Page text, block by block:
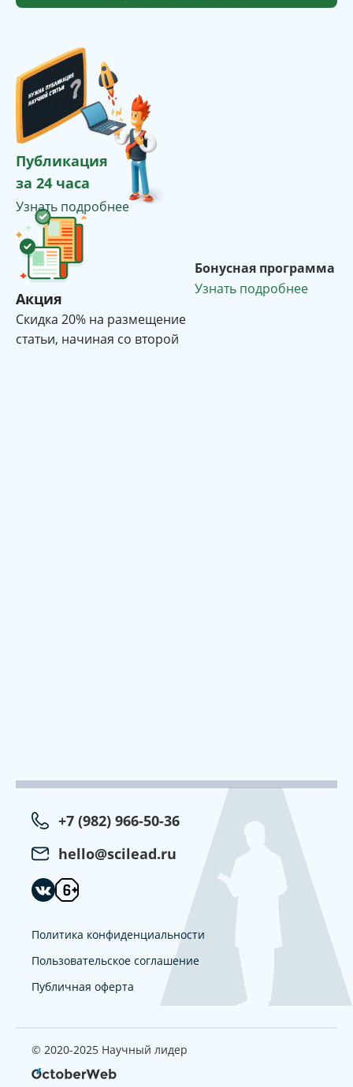
Публикация
за 24 часа
Узнать подробнее
Акция
Cкидка 20% на размещение
статьи, начиная со второй
Бонусная программа
Узнать подробнее
+7 (982) 966-50-36
hello@scilead.ru
Политика конфиденциальности
Пользовательское соглашение
Публичная оферта
© 2020-2025 Научный лидер